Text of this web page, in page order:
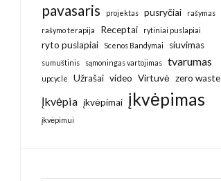
pavasaris projektas pusryčiai
rašymas
rašymo terapija
Receptai rytiniai puslapiai
ryto puslapiai Scenos Bandymai siuvimas
sumuštinis sąmoningas vartojimas tvarumas
upcycle Užrašai video Virtuvė zero waste
Įkvėpia įkvėpimai įkvėpimas
įkvėpimui